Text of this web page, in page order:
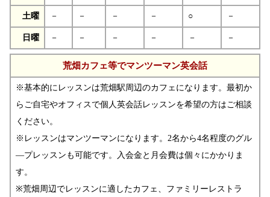
土曜 － － － － ○ －
日曜 － － － － － －
荒畑カフェ等でマンツーマン英会話
※基本的にレッスンは荒畑駅周辺のカフェになります。最初か
らご自宅やオフィスで個人英会話レッスンを希望の方はご相談
ください。
※レッスンはマンツーマンになります。2名から4名程度のグル
―プレッスンも可能です。入会金と月会費は個々にかかりま
す。
※荒畑周辺でレッスンに適したカフェ、ファミリーレストラ